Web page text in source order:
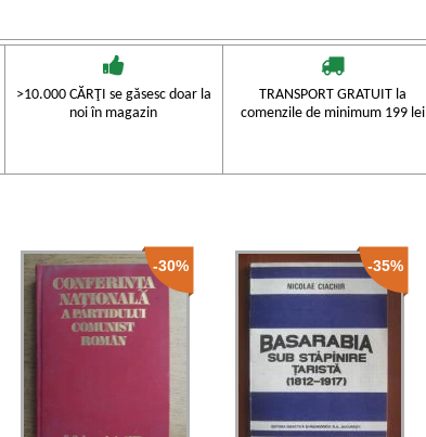
>10.000 CĂRŢI se găsesc doar la
noi în magazin
TRANSPORT GRATUIT la
comenzile de minimum 199 lei
-30% -35%